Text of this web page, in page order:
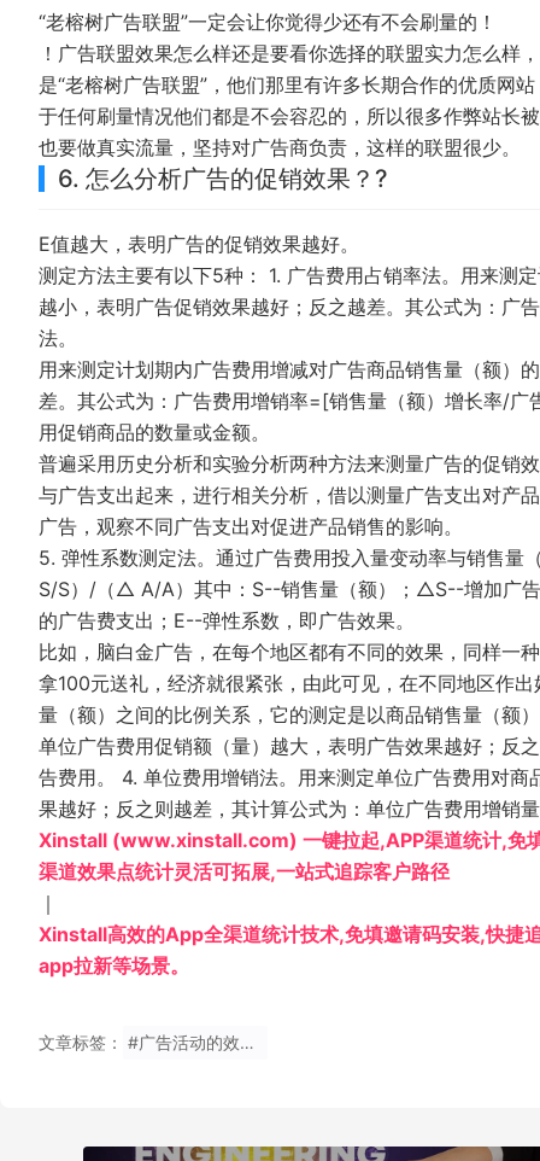
“老榕树广告联盟”一定会让你觉得少还有不会刷量的！
！广告联盟效果怎么样还是要看你选择的联盟实力怎么
是“老榕树广告联盟”，他们那里有许多长期合作的优质网
于任何刷量情况他们都是不会容忍的，所以很多作弊站长
也要做真实流量，坚持对广告商负责，这样的联盟很少。
6. 怎么分析广告的促销效果？?
E值越大，表明广告的促销效果越好。
测定方法主要有以下5种： 1. 广告费用占销率法。用来测
越小，表明广告促销效果越好；反之越差。其公式为：
法。
用来测定计划期内广告费用增减对广告商品销售量（额）
差。其公式为：广告费用增销率=[销售量（额）增长率/
用促销商品的数量或金额。
普遍采用历史分析和实验分析两种方法来测量广告的促销
与广告支出起来，进行相关分析，借以测量广告支出对产
广告，观察不同广告支出对促进产品销售的影响。
5. 弹性系数测定法。通过广告费用投入量变动率与销售
S/S）/（△ A/A）其中：S--销售量（额）；△S--增加广
的广告费支出；E--弹性系数，即广告效果。
比如，脑白金广告，在每个地区都有不同的效果，同样一
拿100元送礼，经济就很紧张，由此可见，在不同地区作
量（额）之间的比例关系，它的测定是以商品销售量（额
单位广告费用促销额（量）越大，表明广告效果越好；反
告费用。 4. 单位费用增销法。用来测定单位广告费用对
果越好；反之则越差，其计算公式为：单位广告费用增
Xinstall (www.xinstall.com) 一键拉起,APP渠道统计,免
渠道效果点统计灵活可拓展,一站式追踪客户路径
｜
Xinstall高效的App全渠道统计技术,免填邀请码安装,快捷
app拉新等场景。
文章标签： #广告活动的效果预测和监控情况分析,广告效果的预测与监控怎么写